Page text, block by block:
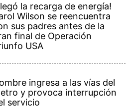
la recarga de energía!
Wilson se reencuentra
sus padres antes de la
final de Operación
USA
ingresa a las vías del
y provoca interrupción
servicio